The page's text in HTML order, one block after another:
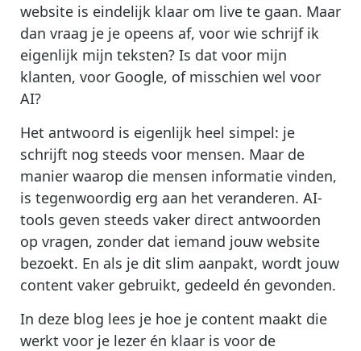
website is eindelijk klaar om live te gaan. Maar
dan vraag je je opeens af, voor wie schrijf ik
eigenlijk mijn teksten? Is dat voor mijn
klanten, voor Google, of misschien wel voor
AI?
Het antwoord is eigenlijk heel simpel: je
schrijft nog steeds voor mensen. Maar de
manier waarop die mensen informatie vinden,
is tegenwoordig erg aan het veranderen. AI-
tools geven steeds vaker direct antwoorden
op vragen, zonder dat iemand jouw website
bezoekt. En als je dit slim aanpakt, wordt jouw
content vaker gebruikt, gedeeld én gevonden.
In deze blog lees je hoe je content maakt die
werkt voor je lezer én klaar is voor de